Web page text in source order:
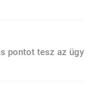
pontot tesz az ügy